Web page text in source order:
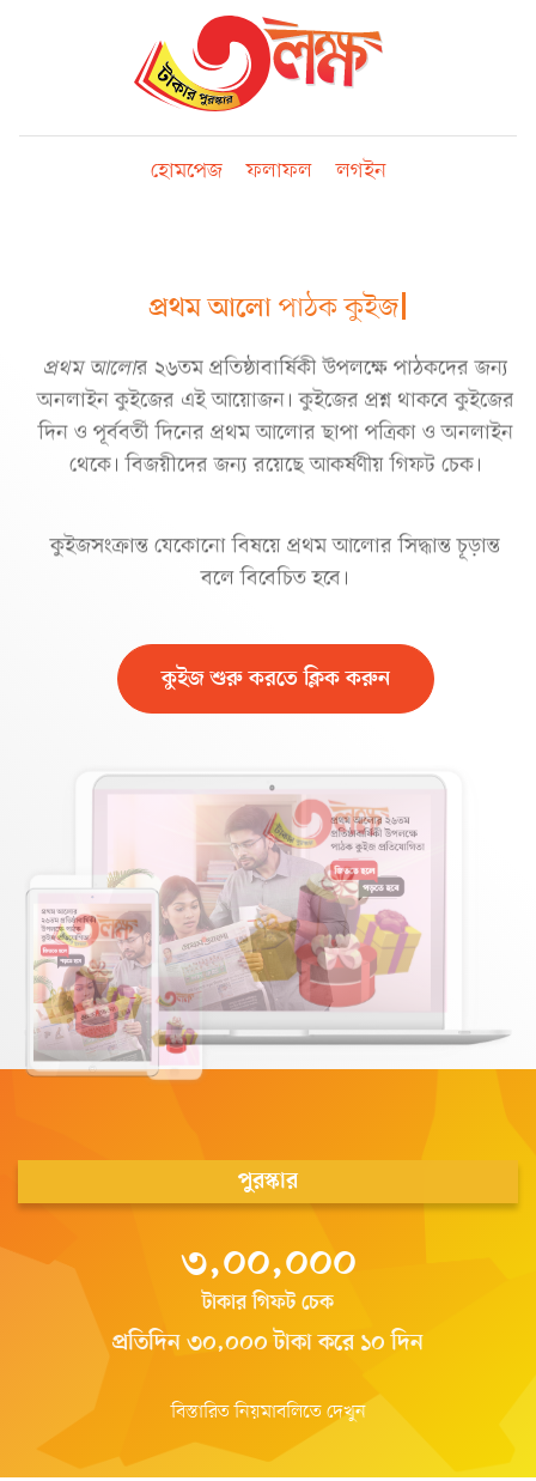
হোমপেজ ফলাফল লগইন
প্রথম আলোপাঠক ক
প্রথম আলোর ২৬তম প্রতিষ্ঠাবার্ষিকী উপলক্ষে পাঠকদের জন্য
অনলাইন কুইজের এই আয়োজন। কুইজের প্রশ্ন থাকবে কুইজের
দিন ও পূর্ববর্তী দিনের প্রথম আলোর ছাপা পত্রিকা ও অনলাইন
থেকে। বিজয়ীদের জন্য রয়েছে আকর্ষণীয় গিফট চেক।
কুইজসংক্রান্ত যেকোনো বিষয়ে প্রথম আলোর সিদ্ধান্ত চূড়ান্ত
বলে বিবেচিত হবে।
কুইজ শুরু করতে ক্লিক করুন
পুরস্কার
৩,০০,০০০
টাকার গিফট চেক
প্রতিদিন ৩০,০০০ টাকা করে ১০ দিন
বিস্তারিত নিয়মাবলিতে দেখুন